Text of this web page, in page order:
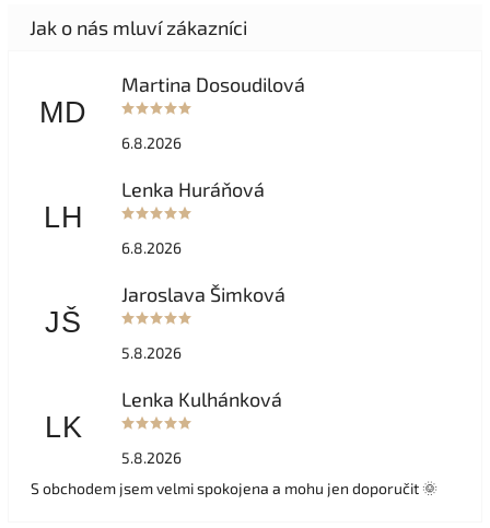
MD
Martina Dosoudilová
6.8.2026
LH
Lenka Huráňová
6.8.2026
JŠ
Jaroslava Šimková
5.8.2026
LK
Lenka Kulhánková
5.8.2026
S obchodem jsem velmi spokojena a mohu jen doporučit 🌞